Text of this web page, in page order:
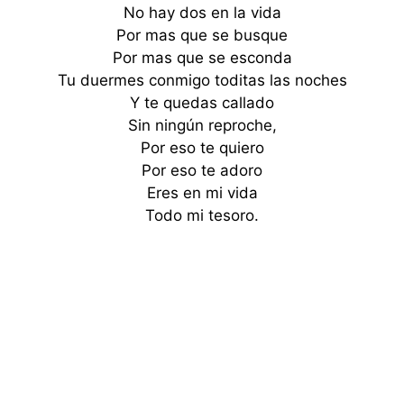
No hay dos en la vida
Por mas que se busque
Por mas que se esconda
Tu duermes conmigo toditas las noches
Y te quedas callado
Sin ningún reproche,
Por eso te quiero
Por eso te adoro
Eres en mi vida
Todo mi tesoro.